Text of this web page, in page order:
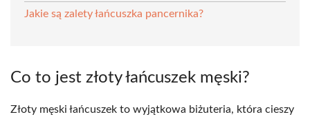
Jakie są zalety łańcuszka pancernika?
Co to jest złoty łańcuszek męski?
Złoty męski łańcuszek to wyjątkowa biżuteria, która cieszy